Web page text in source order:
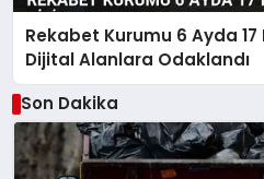
Rekabet Kurumu 6 Ayda
Dijital Alanlara Odaklandı
Son Dakika